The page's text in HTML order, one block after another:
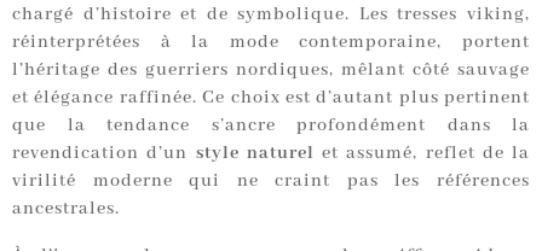
chargé d’histoire et de symbolique. Les tresses viking,
réinterprétées à la mode contemporaine, portent
l’héritage des guerriers nordiques, mêlant côté sauvage
et élégance raffinée. Ce choix est d’autant plus pertinent
que la tendance s’ancre profondément dans la
revendication d’un style naturel et assumé, reflet de la
virilité moderne qui ne craint pas les références
ancestrales.